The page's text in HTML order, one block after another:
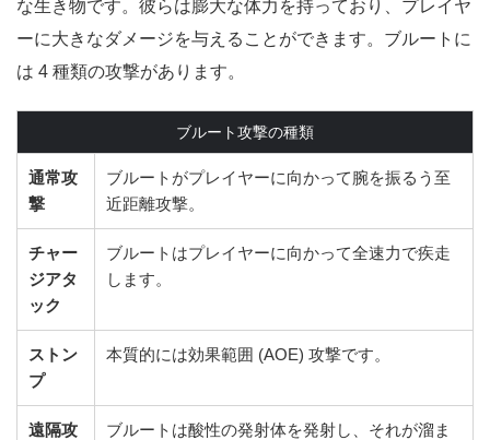
な生き物です。彼らは膨大な体力を持っており、プレイヤ
ーに大きなダメージを与えることができます。ブルートに
は 4 種類の攻撃があります。
ブルート攻撃の種類
通常攻
撃
ブルートがプレイヤーに向かって腕を振るう至
近距離攻撃。
チャー
ジアタ
ック
ブルートはプレイヤーに向かって全速力で疾走
します。
ストン
プ
本質的には効果範囲 (AOE) 攻撃です。
遠隔攻
ブルートは酸性の発射体を発射し、それが溜ま